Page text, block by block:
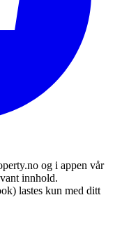
og i appen vår
innhold.
lastes kun med ditt